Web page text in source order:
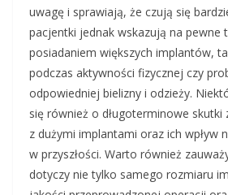
uwagę i sprawiają, że czują się
pacjentki jednak wskazują na pewne
posiadaniem większych implantów,
podczas aktywności fizycznej czy
odpowiedniej bielizny i odzieży.
się również o długoterminowe
z dużymi implantami oraz ich wpływ
w przyszłości. Warto również
dotyczy nie tylko samego rozmiaru